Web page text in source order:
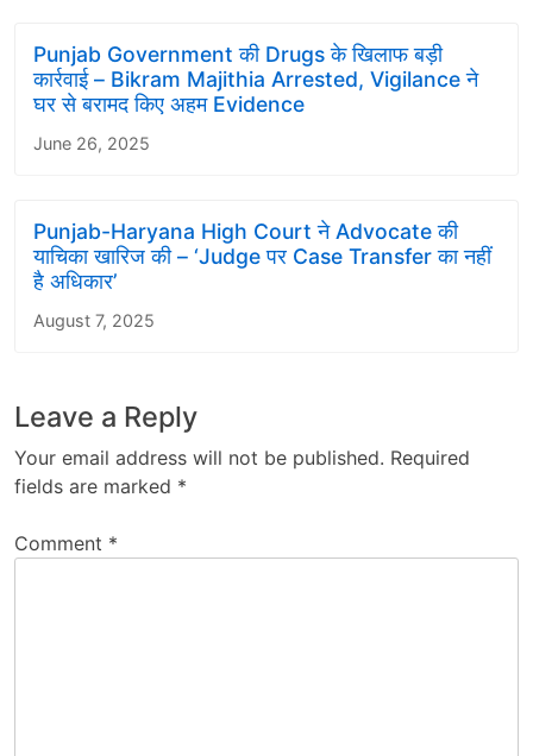
Punjab Government की Drugs के खिलाफ बड़ी
कार्रवाई – Bikram Majithia Arrested, Vigilance ने
घर से बरामद किए अहम Evidence
June 26, 2025
Punjab-Haryana High Court ने Advocate की
याचिका खारिज की – ‘Judge पर Case Transfer का नहीं
है अधिकार’
August 7, 2025
Leave a Reply
Your email address will not be published. Required
fields are marked *
Comment *